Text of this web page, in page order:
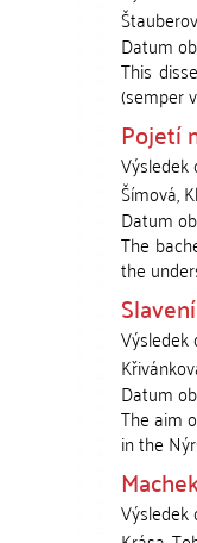
Datum
This
(semper
Pojetí
Výsledek
Šímová,
Datum
The
the
Výsledek
Datum
The aim
in the
Výsledek